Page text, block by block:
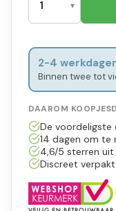
2-4
Binnen twee tot
DAAROM
De voordeligste
14 dagen om te
4,6/5 sterren uit
Discreet verpakt